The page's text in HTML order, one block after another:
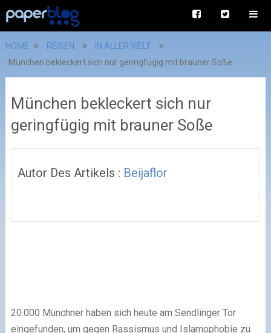
HOME REISEN
IN ALLER WELT
München bekleckert sich nur geringfügig mit brauner Soße
München bekleckert sich nur
geringfügig mit brauner Soße
Autor Des Artikels : Beijaflor
20.000 Münchner haben sich heute am Sendlinger Tor
eingefunden, um gegen Rassismus und Islamophobie zu